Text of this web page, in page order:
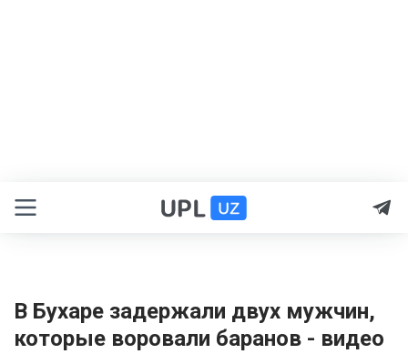
В Бухаре задержали двух мужчин,
которые воровали баранов - видео